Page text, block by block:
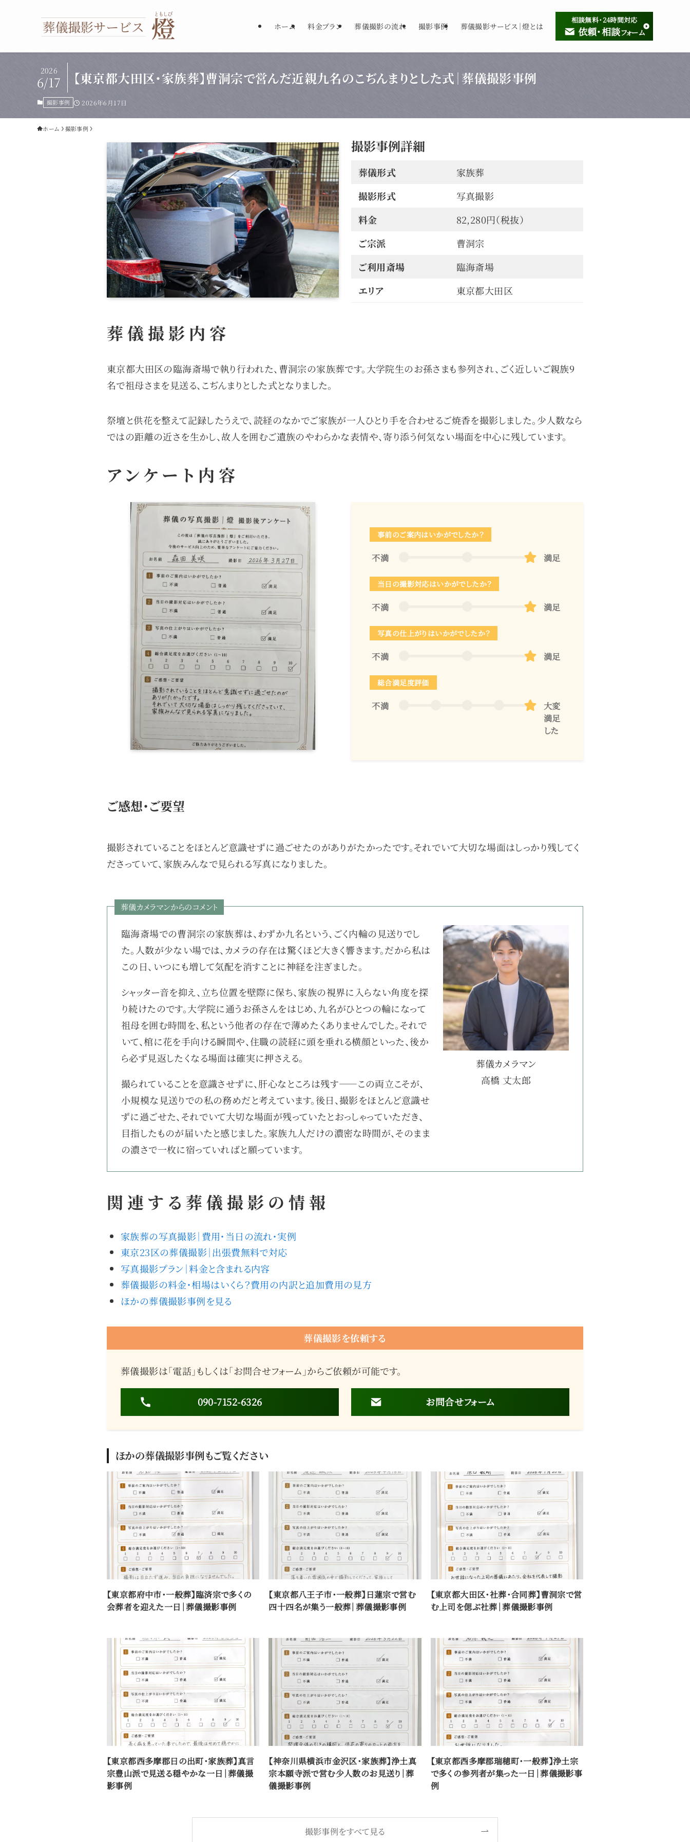
ホーム 料金プラン 葬儀撮影の流れ 撮影事例 葬儀撮影サービス｜燈とは
相談無料・24時間対応
依頼・相談フォーム
【東京都大田区・家族葬】曹洞宗で営んだ近親九名のこぢんまりとした式｜葬儀撮影事例
2026
6/17
撮影事例 2026年6月17日
ホーム 撮影事例
撮影事例詳細
葬儀形式
家族葬
撮影形式
写真撮影
料金
82,280円（税抜）
ご宗派
曹洞宗
ご利用斎場
臨海斎場
エリア
東京都大田区
葬儀撮影内容
東京都大田区の臨海斎場で執り行われた、曹洞宗の家族葬です。大学院生のお孫さまも参列され、ごく近しいご親族9
名で祖母さまを見送る、こぢんまりとした式となりました。
祭壇と供花を整えて記録したうえで、読経のなかでご家族が一人ひとり手を合わせるご焼香を撮影しました。少人数なら
ではの距離の近さを生かし、故人を囲むご遺族のやわらかな表情や、寄り添う何気ない場面を中心に残しています。
アンケート内容
事前のご案内はいかがでしたか？
不満 満足
当日の撮影対応はいかがでしたか？
不満 満足
写真の仕上がりはいかがでしたか？
不満 満足
総合満足度評価
不満
大変
満足
した
ご感想・ご要望
撮影されていることをほとんど意識せずに過ごせたのがありがたかったです。それでいて大切な場面はしっかり残してく
ださっていて、家族みんなで見られる写真になりました。
葬儀カメラマンからのコメント
臨海斎場での曹洞宗の家族葬は、わずか九名という、ごく内輪の見送りでし
た。人数が少ない場では、カメラの存在は驚くほど大きく響きます。だから私は
この日、いつにも増して気配を消すことに神経を注ぎました。
シャッター音を抑え、立ち位置を壁際に保ち、家族の視界に入らない角度を探
り続けたのです。大学院に通うお孫さんをはじめ、九名がひとつの輪になって
祖母を囲む時間を、私という他者の存在で薄めたくありませんでした。それで
いて、棺に花を手向ける瞬間や、住職の読経に頭を垂れる横顔といった、後か
ら必ず見返したくなる場面は確実に押さえる。
撮られていることを意識させずに、肝心なところは残す——この両立こそが、
小規模な見送りでの私の務めだと考えています。後日、撮影をほとんど意識せ
ずに過ごせた、それでいて大切な場面が残っていたとおっしゃっていただき、
目指したものが届いたと感じました。家族九人だけの濃密な時間が、そのまま
の濃さで一枚に宿っていればと願っています。
葬儀カメラマン
高橋 丈太郎
関連する葬儀撮影の情報
家族葬の写真撮影｜費用・当日の流れ・実例
東京23区の葬儀撮影｜出張費無料で対応
写真撮影プラン｜料金と含まれる内容
葬儀撮影の料金・相場はいくら？費用の内訳と追加費用の見方
ほかの葬儀撮影事例を見る
葬儀撮影を依頼する
葬儀撮影は「電話」もしくは「お問合せフォーム」からご依頼が可能です。
090-7152-6326 お問合せフォーム
ほかの葬儀撮影事例もご覧ください
【東京都府中市・一般葬】臨済宗で多くの
会葬者を迎えた一日｜葬儀撮影事例
【東京都八王子市・一般葬】日蓮宗で営む
四十四名が集う一般葬｜葬儀撮影事例
【東京都大田区・社葬・合同葬】曹洞宗で営
む上司を偲ぶ社葬｜葬儀撮影事例
【東京都西多摩郡日の出町・家族葬】真言
宗豊山派で見送る穏やかな一日｜葬儀撮
影事例
【神奈川県横浜市金沢区・家族葬】浄土真
宗本願寺派で営む少人数のお見送り｜葬
儀撮影事例
【東京都西多摩郡瑞穂町・一般葬】浄土宗
で多くの参列者が集った一日｜葬儀撮影事
例
撮影事例をすべて見る